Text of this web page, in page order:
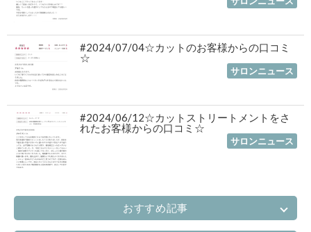
#2024/07/04☆カットのお客様からの口コミ
☆
サロンニュース
#2024/06/12☆カットストリートメントをさ
れたお客様からの口コミ☆
サロンニュース
おすすめ記事